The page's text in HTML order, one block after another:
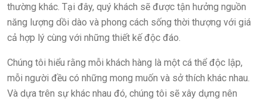
thường khác. Tại đây, quý khách sẽ được tận hưởng nguồn
năng lượng dồi dào và phong cách sống thời thượng với giá
cả hợp lý cùng với những thiết kế độc đáo.
Chúng tôi hiểu rằng mỗi khách hàng là một cá thể độc lập,
mỗi người đều có những mong muốn và sở thích khác nhau.
Và dựa trên sự khác nhau đó, chúng tôi sẽ xây dựng nên